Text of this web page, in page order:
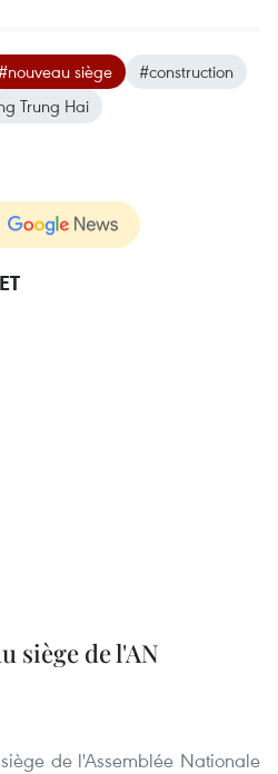
siège
#construction
Trung Hai
siège de l'AN
de l'Assemblée Nationale